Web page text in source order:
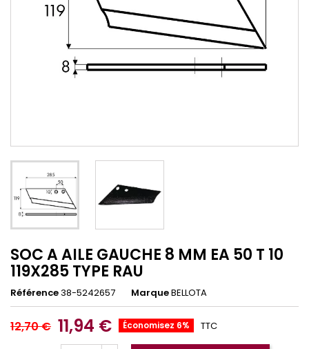
SOC A AILE GAUCHE 8 MM EA 50 T 10
119X285 TYPE RAU
Référence38-5242657 MarqueBELLOTA
12,70 € 11,94 € Économisez 6% TTC